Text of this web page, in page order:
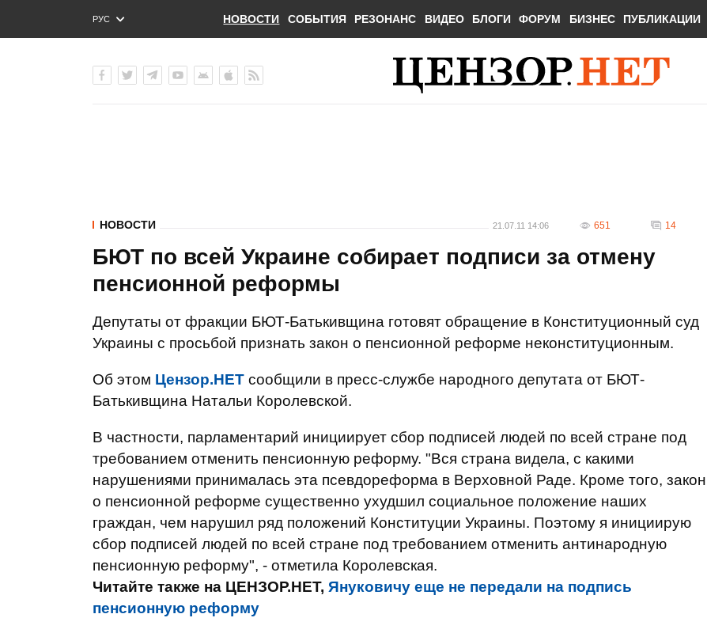
РУС
ENG
НОВОСТИ СОБЫТИЯ РЕЗОНАНС ВИДЕО БЛОГИ ФОРУМ БИЗНЕС ПУБЛИКАЦИИ
НОВОСТИ 21.07.11 14:06 651 14
БЮТ по всей Украине собирает подписи за отмену
пенсионной реформы
Депутаты от фракции БЮТ-Батькивщина готовят обращение в Конституционный суд
Украины с просьбой признать закон о пенсионной реформе неконституционным.
Об этом Цензор.НЕТ сообщили в пресс-службе народного депутата от БЮТ-
Батькивщина Натальи Королевской.
В частности, парламентарий инициирует сбор подписей людей по всей стране под
требованием отменить пенсионную реформу. "Вся страна видела, с какими
нарушениями принималась эта псевдореформа в Верховной Раде. Кроме того, закон
о пенсионной реформе существенно ухудшил социальное положение наших
граждан, чем нарушил ряд положений Конституции Украины. Поэтому я инициирую
сбор подписей людей по всей стране под требованием отменить антинародную
пенсионную реформу", - отметила Королевская.
Читайте также на ЦЕНЗОР.НЕТ, Януковичу еще не передали на подпись
пенсионную реформу